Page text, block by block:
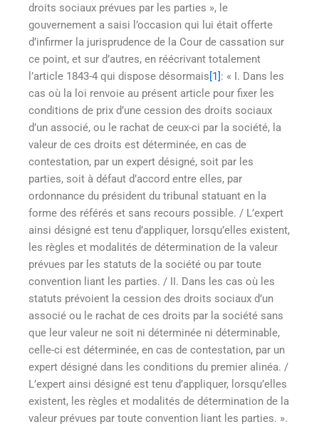
droits sociaux prévues par les parties », le
gouvernement a saisi l’occasion qui lui était offerte
d’infirmer la jurisprudence de la Cour de cassation sur
ce point, et sur d’autres, en réécrivant totalement
l’article 1843-4 qui dispose désormais[1]: « I. Dans les
cas où la loi renvoie au présent article pour fixer les
conditions de prix d’une cession des droits sociaux
d’un associé, ou le rachat de ceux-ci par la société, la
valeur de ces droits est déterminée, en cas de
contestation, par un expert désigné, soit par les
parties, soit à défaut d’accord entre elles, par
ordonnance du président du tribunal statuant en la
forme des référés et sans recours possible. / L’expert
ainsi désigné est tenu d’appliquer, lorsqu’elles existent,
les règles et modalités de détermination de la valeur
prévues par les statuts de la société ou par toute
convention liant les parties. / II. Dans les cas où les
statuts prévoient la cession des droits sociaux d’un
associé ou le rachat de ces droits par la société sans
que leur valeur ne soit ni déterminée ni déterminable,
celle-ci est déterminée, en cas de contestation, par un
expert désigné dans les conditions du premier alinéa. /
L’expert ainsi désigné est tenu d’appliquer, lorsqu’elles
existent, les règles et modalités de détermination de la
valeur prévues par toute convention liant les parties. ».